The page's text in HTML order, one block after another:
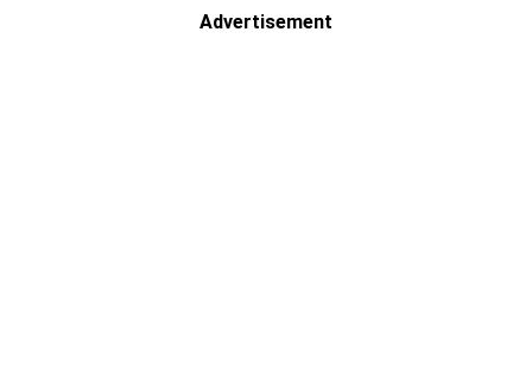
Advertisement